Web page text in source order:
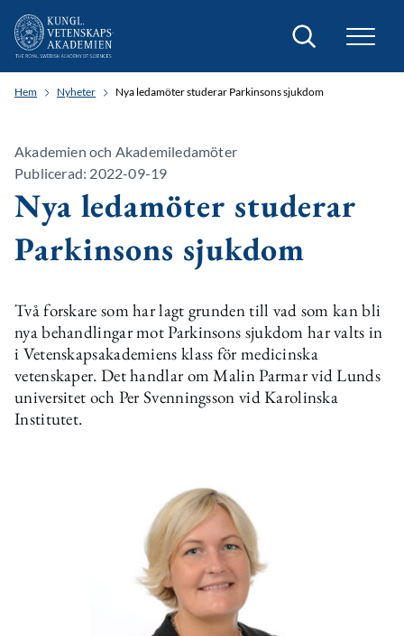
Sök
Hem Nyheter Nya ledamöter studerar Parkinsons sjukdom
Akademien och Akademiledamöter
Publicerad: 2022-09-19
Nya ledamöter studerar
Parkinsons sjukdom
Två forskare som har lagt grunden till vad som kan bli
nya behandlingar mot Parkinsons sjukdom har valts in
i Vetenskapsakademiens klass för medicinska
vetenskaper. Det handlar om Malin Parmar vid Lunds
universitet och Per Svenningsson vid Karolinska
Institutet.